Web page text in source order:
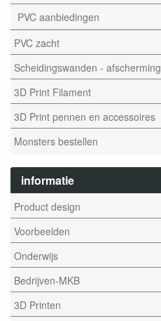
PVC aanbiedingen
PVC zacht
Scheidingswanden - afscherming
3D Print Filament
3D Print pennen en accessoires
Monsters bestellen
informatie
Product design
Voorbeelden
Onderwijs
Bedrijven-MKB
3D Printen